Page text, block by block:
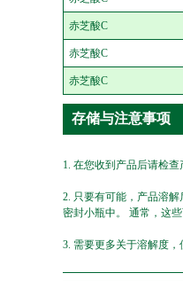
赤芝酸C
赤芝酸C
赤芝酸C
存储与注意事项
1. 在您收到产品后请检
2. 只要有可能，产品溶
密封小瓶中。 通常，这
3. 需要更多关于溶解度，